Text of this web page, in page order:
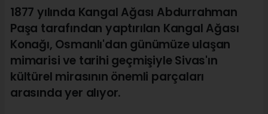
1877 yılında Kangal Ağası Abdurrahman
Paşa tarafından yaptırılan Kangal Ağası
Konağı, Osmanlı'dan günümüze ulaşan
mimarisi ve tarihi geçmişiyle Sivas'ın
kültürel mirasının önemli parçaları
arasında yer alıyor.